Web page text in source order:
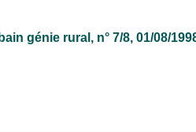
génie rural , n° 7/8, 01/08/